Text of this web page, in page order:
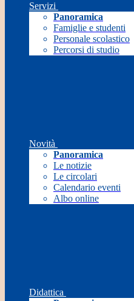
Servizi
Panoramica
Famiglie e studenti
Personale scolastico
Percorsi di studio
Novità
Panoramica
Le notizie
Le circolari
Calendario eventi
Albo online
Didattica